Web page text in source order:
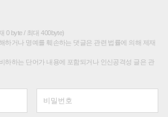
0 byte / 최대 400byte)
하거나 명예를 훼손하는 댓글은 관련 법률에 의해 제재
하하는 단어가 내용에 포함되거나 인신공격성 글은 관